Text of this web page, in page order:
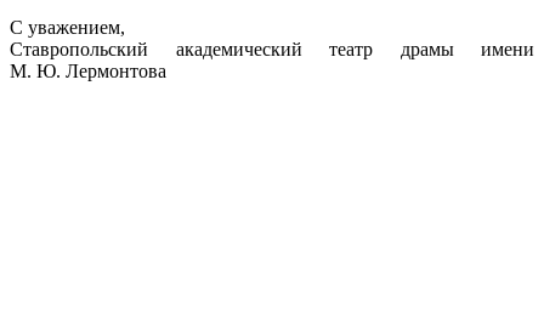
С уважением,
Ставропольский академический театр драмы имени
М. Ю. Лермонтова